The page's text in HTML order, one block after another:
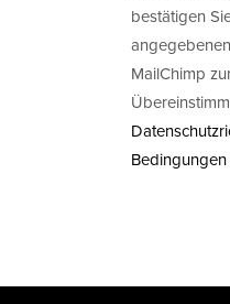
bestätigen
MailChimp
Bedingungen